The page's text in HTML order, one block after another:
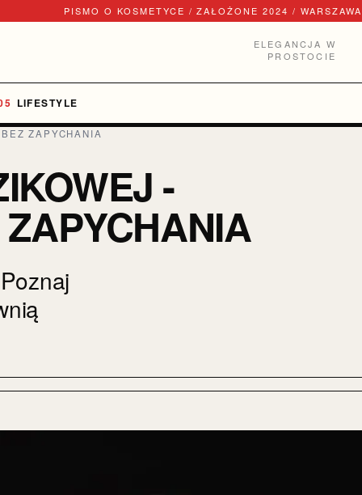
PISMO O KOSMETYCE / ZAŁOŻONE 2024 / WARSZAWA
ELEGANCJA W
PROSTOCIE
LIFESTYLE
ZAPYCHANIA
-